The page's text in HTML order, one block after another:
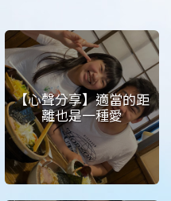
【心聲分享】適當的距
離也是一種愛